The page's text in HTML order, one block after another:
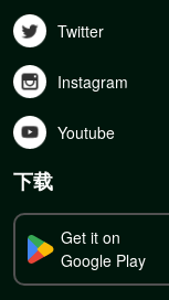
Twitter
Instagram
Youtube
下载
Get it on
Google Play